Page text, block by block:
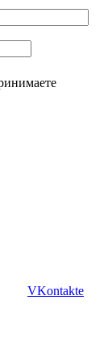
VKontakte